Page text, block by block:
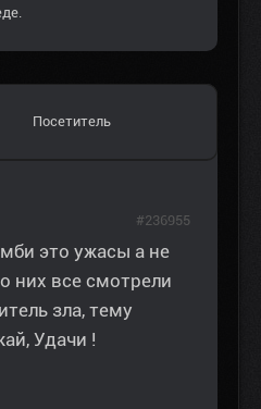
Посетитель
это ужасы а не
них все смотрели
зла, тему
Удачи !
#236955